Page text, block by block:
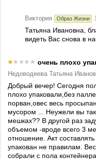
Виктория Образ Жизни
Татьяна Ивановна,
видеть Вас снова в
очень плохо
Недоводеева Татьяна
Добрый вечер! Сегодня
плохо упаковали,без
порван,овес весь
мусором ... Неужели вы так
мешках?? В другой раз
объемом -вроде всего 3
отношение. Акт
упакован не правилам.
собрали с пола